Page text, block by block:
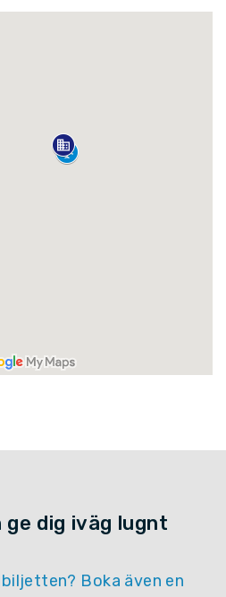
ge dig iväg lugnt
Boka även en